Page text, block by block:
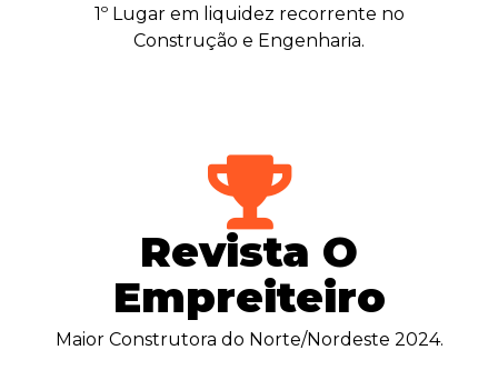
1º Lugar em liquidez recorrente no
Construção e Engenharia.
Revista O
Empreiteiro
Maior Construtora do Norte/Nordeste 2024.